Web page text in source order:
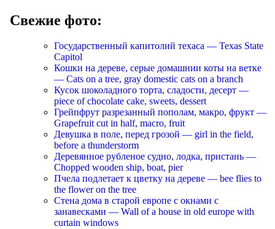
Свежие фото:
Государственный капитолий техаса — Texas State
Capitol
Кошки на дереве, серые домашнии коты на ветке
— Cats on a tree, gray domestic cats on a branch
Кусок шоколадного торта, сладости, десерт —
piece of chocolate cake, sweets, dessert
Грейпфрут разрезанный пополам, макро, фрукт —
Grapefruit cut in half, macro, fruit
Девушка в поле, перед грозой — girl in the field,
before a thunderstorm
Деревянное рубленое судно, лодка, пристань —
Chopped wooden ship, boat, pier
Пчела подлетает к цветку на дереве — bee flies to
the flower on the tree
Стена дома в старой европе с окнами с
занавесками — Wall of a house in old europe with
curtain windows